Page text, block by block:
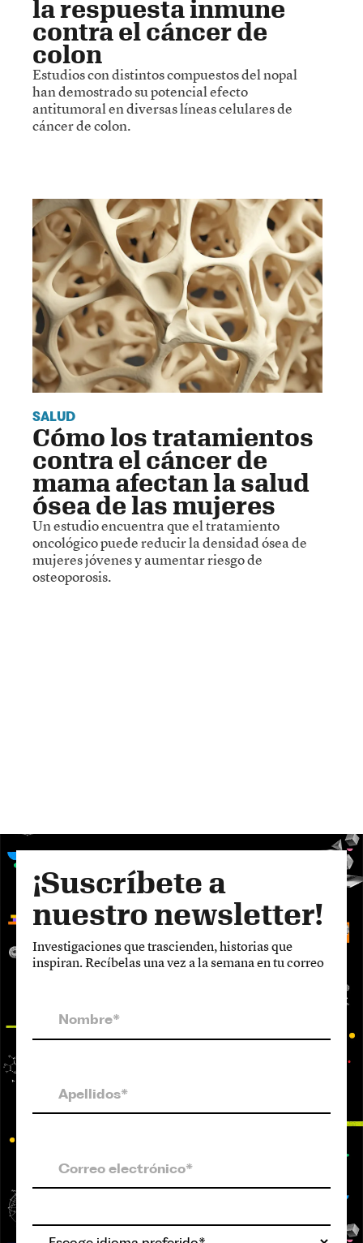
la respuesta inmune
contra el cáncer de
colon
Estudios con distintos compuestos del nopal
han demostrado su potencial efecto
antitumoral en diversas líneas celulares de
cáncer de colon.
SALUD
Cómo los tratamientos
contra el cáncer de
mama afectan la salud
ósea de las mujeres
Un estudio encuentra que el tratamiento
oncológico puede reducir la densidad ósea de
mujeres jóvenes y aumentar riesgo de
osteoporosis.
¡Suscríbete a
nuestro newsletter!
Investigaciones que trascienden, historias que
inspiran. Recíbelas una vez a la semana en tu correo